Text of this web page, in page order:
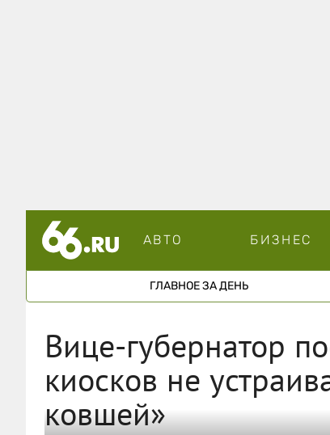
АВТО БИЗНЕС
ГЛАВНОЕ ЗА ДЕНЬ
Вице-губернатор
киосков не
ковшей»